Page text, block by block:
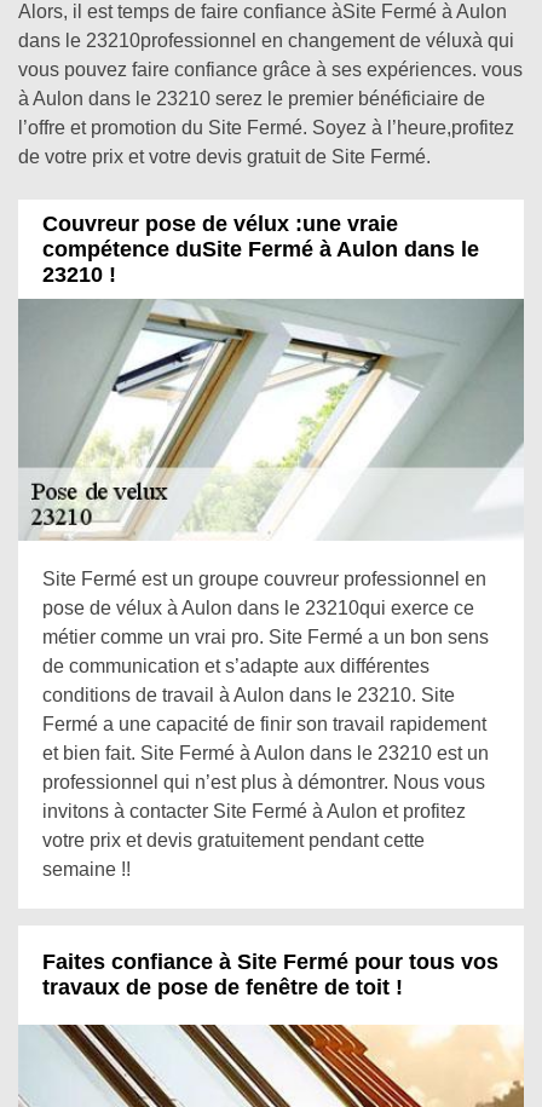
Alors, il est temps de faire confiance àSite Fermé à Aulon
dans le 23210professionnel en changement de véluxà qui
vous pouvez faire confiance grâce à ses expériences. vous
à Aulon dans le 23210 serez le premier bénéficiaire de
l’offre et promotion du Site Fermé. Soyez à l’heure,profitez
de votre prix et votre devis gratuit de Site Fermé.
Couvreur pose de vélux :une vraie
compétence duSite Fermé à Aulon dans le
23210 !
Site Fermé est un groupe couvreur professionnel en
pose de vélux à Aulon dans le 23210qui exerce ce
métier comme un vrai pro. Site Fermé a un bon sens
de communication et s’adapte aux différentes
conditions de travail à Aulon dans le 23210. Site
Fermé a une capacité de finir son travail rapidement
et bien fait. Site Fermé à Aulon dans le 23210 est un
professionnel qui n’est plus à démontrer. Nous vous
invitons à contacter Site Fermé à Aulon et profitez
votre prix et devis gratuitement pendant cette
semaine !!
Faites confiance à Site Fermé pour tous vos
travaux de pose de fenêtre de toit !